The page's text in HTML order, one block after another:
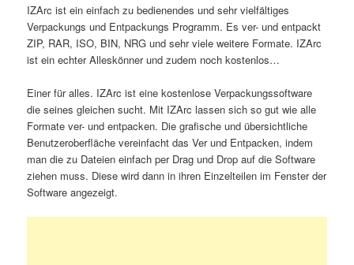
IZArc ist ein einfach zu bedienendes und sehr vielfältiges
Verpackungs und Entpackungs Programm. Es ver- und entpackt
ZIP, RAR, ISO, BIN, NRG und sehr viele weitere Formate. IZArc
ist ein echter Alleskönner und zudem noch kostenlos…
Einer für alles. IZArc ist eine kostenlose Verpackungssoftware
die seines gleichen sucht. Mit IZArc lassen sich so gut wie alle
Formate ver- und entpacken. Die grafische und übersichtliche
Benutzeroberfläche vereinfacht das Ver und Entpacken, indem
man die zu Dateien einfach per Drag und Drop auf die Software
ziehen muss. Diese wird dann in ihren Einzelteilen im Fenster der
Software angezeigt.